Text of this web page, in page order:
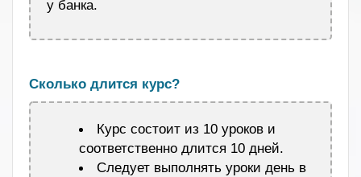
у банка.
Сколько длится курс?
Курс состоит из 10 уроков и
соответственно длится 10 дней.
Следует выполнять уроки день в